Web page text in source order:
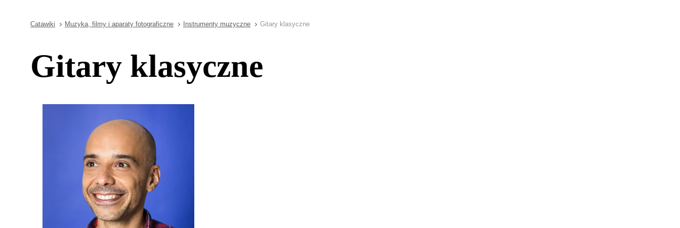
Catawiki Muzyka, filmy i aparaty fotograficzne Instrumenty muzyczne Gitary klasyczne
Gitary klasyczne